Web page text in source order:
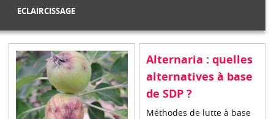
ECLAIRCISSAGE
Alternaria : quelles
alternatives à base
de SDP ?
Méthodes de lutte à base